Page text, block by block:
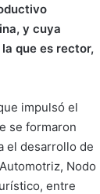
y cuya
que es rector,
impulsó el
se formaron
el desarrollo de
Nodo
entre